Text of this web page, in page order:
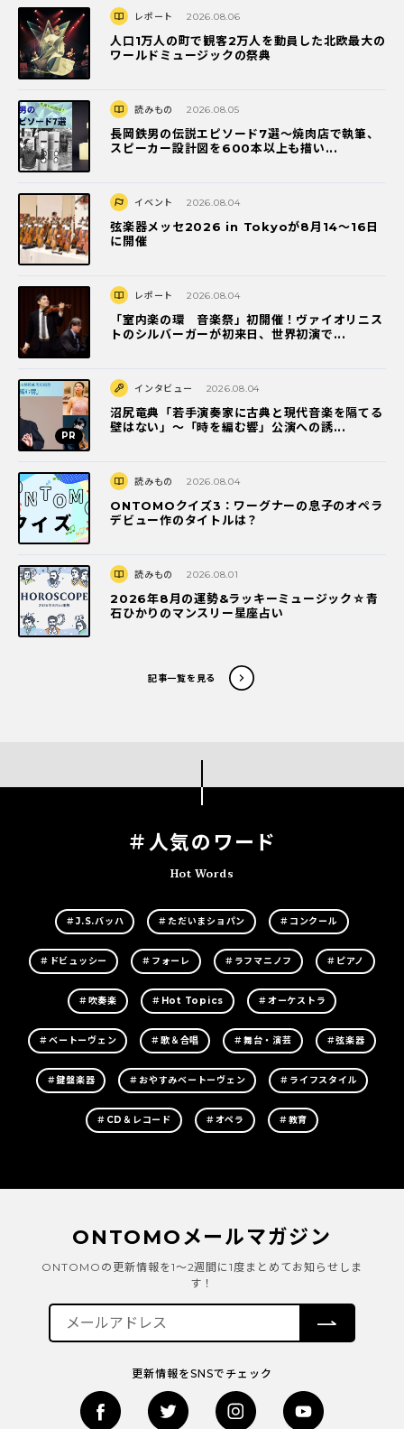
レポート 2026.08.06
人口1万人の町で観客2万人を動員した北欧最大の
ワールドミュージックの祭典
読みもの 2026.08.05
長岡鉄男の伝説エピソード7選〜焼肉店で執筆、
スピーカー設計図を600本以上も描い...
イベント 2026.08.04
弦楽器メッセ2026 in Tokyoが8月14～16日
に開催
レポート 2026.08.04
「室内楽の環 音楽祭」初開催！ヴァイオリニス
トのシルバーガーが初来日、世界初演で...
インタビュー 2026.08.04
沼尻竜典「若手演奏家に古典と現代音楽を隔てる
壁はない」～「時を編む響」公演への誘...
読みもの 2026.08.04
ONTOMOクイズ3：ワーグナーの息子のオペラ
デビュー作のタイトルは？
読みもの 2026.08.01
2026年8月の運勢&ラッキーミュージック☆青
石ひかりのマンスリー星座占い
記事一覧を見る
＃人気のワード
Hot Words
＃J.S.バッハ ＃ただいまショパン ＃コンクール
＃ドビュッシー ＃フォーレ ＃ラフマニノフ ＃ピアノ
＃吹奏楽 ＃Hot Topics ＃オーケストラ
＃ベートーヴェン ＃歌＆合唱 ＃舞台・演芸 ＃弦楽器
＃鍵盤楽器 ＃おやすみベートーヴェン ＃ライフスタイル
＃CD＆レコード ＃オペラ ＃教育
ONTOMOメールマガジン
ONTOMOの更新情報を1～2週間に1度まとめてお知らせしま
す！
更新情報をSNSでチェック